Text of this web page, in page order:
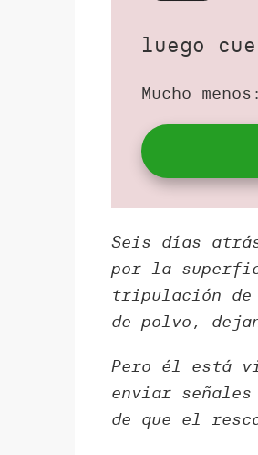
luego
Mucho menos:
Seis días
por la
tripulación de
de polvo,
Pero él está
enviar
de que el